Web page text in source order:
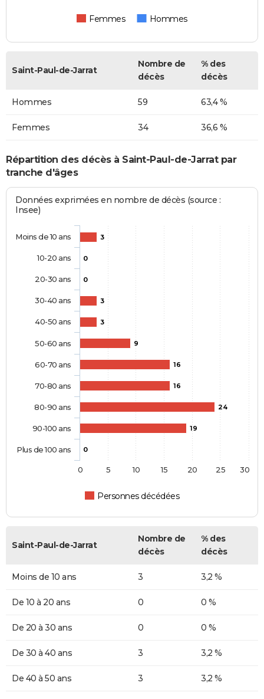
Femmes Hommes
Saint-Paul-de-Jarrat
Nombre de
décès
% des
décès
Hommes 59 63,4 %
Femmes 34 36,6 %
Répartition des décès à Saint-Paul-de-Jarrat par
tranche d'âges
Données exprimées en nombre de décès (source :
Insee)
3
0
0
3
3
9
16
16
24
19
0
Personnes décédées
Moins de 10 ans
10-20 ans
20-30 ans
30-40 ans
40-50 ans
50-60 ans
60-70 ans
70-80 ans
80-90 ans
90-100 ans
Plus de 100 ans
0 5 10 15 20 25 30
Saint-Paul-de-Jarrat
Nombre de
décès
% des
décès
Moins de 10 ans 3 3,2 %
De 10 à 20 ans 0 0 %
De 20 à 30 ans 0 0 %
De 30 à 40 ans 3 3,2 %
De 40 à 50 ans 3 3,2 %